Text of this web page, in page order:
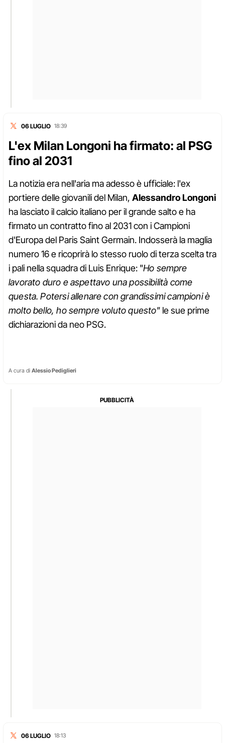
06 LUGLIO 18:39
L'ex Milan Longoni ha firmato: al PSG
fino al 2031
La notizia era nell'aria ma adesso è ufficiale: l'ex
portiere delle giovanili del Milan, Alessandro Longoni
ha lasciato il calcio italiano per il grande salto e ha
firmato un contratto fino al 2031 con i Campioni
d'Europa del Paris Saint Germain. Indosserà la maglia
numero 16 e ricoprirà lo stesso ruolo di terza scelta tra
i pali nella squadra di Luis Enrique: "Ho sempre
lavorato duro e aspettavo una possibilità come
questa. Potersi allenare con grandissimi campioni è
molto bello, ho sempre voluto questo"le sue prime
dichiarazioni da neo PSG.
A cura di Alessio Pediglieri
06 LUGLIO 18:13